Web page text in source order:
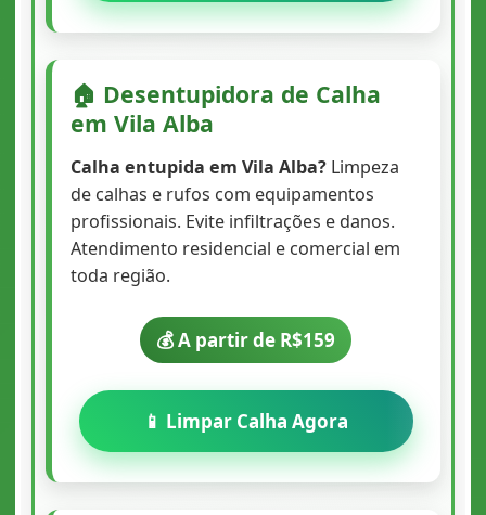
🏠 Desentupidora de Calha
em Vila Alba
Calha entupida em Vila Alba?Limpeza
de calhas e rufos com equipamentos
profissionais. Evite infiltrações e danos.
Atendimento residencial e comercial em
toda região.
💰 A partir de R$159
📱 Limpar Calha Agora